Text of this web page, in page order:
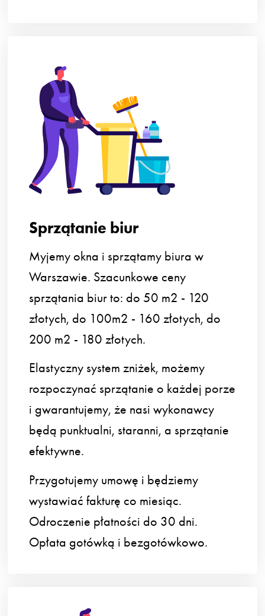
Sprzątanie biur
Myjemy okna i sprzątamy biura w
Warszawie. Szacunkowe ceny
sprzątania biur to: do 50 m2 - 120
złotych, do 100m2 - 160 złotych, do
200 m2 - 180 złotych.
Elastyczny system zniżek, możemy
rozpoczynać sprzątanie o każdej porze
i gwarantujemy, że nasi wykonawcy
będą punktualni, staranni, a sprzątanie
efektywne.
Przygotujemy umowę i będziemy
wystawiać fakturę co miesiąc.
Odroczenie płatności do 30 dni.
Opłata gotówką i bezgotówkowo.